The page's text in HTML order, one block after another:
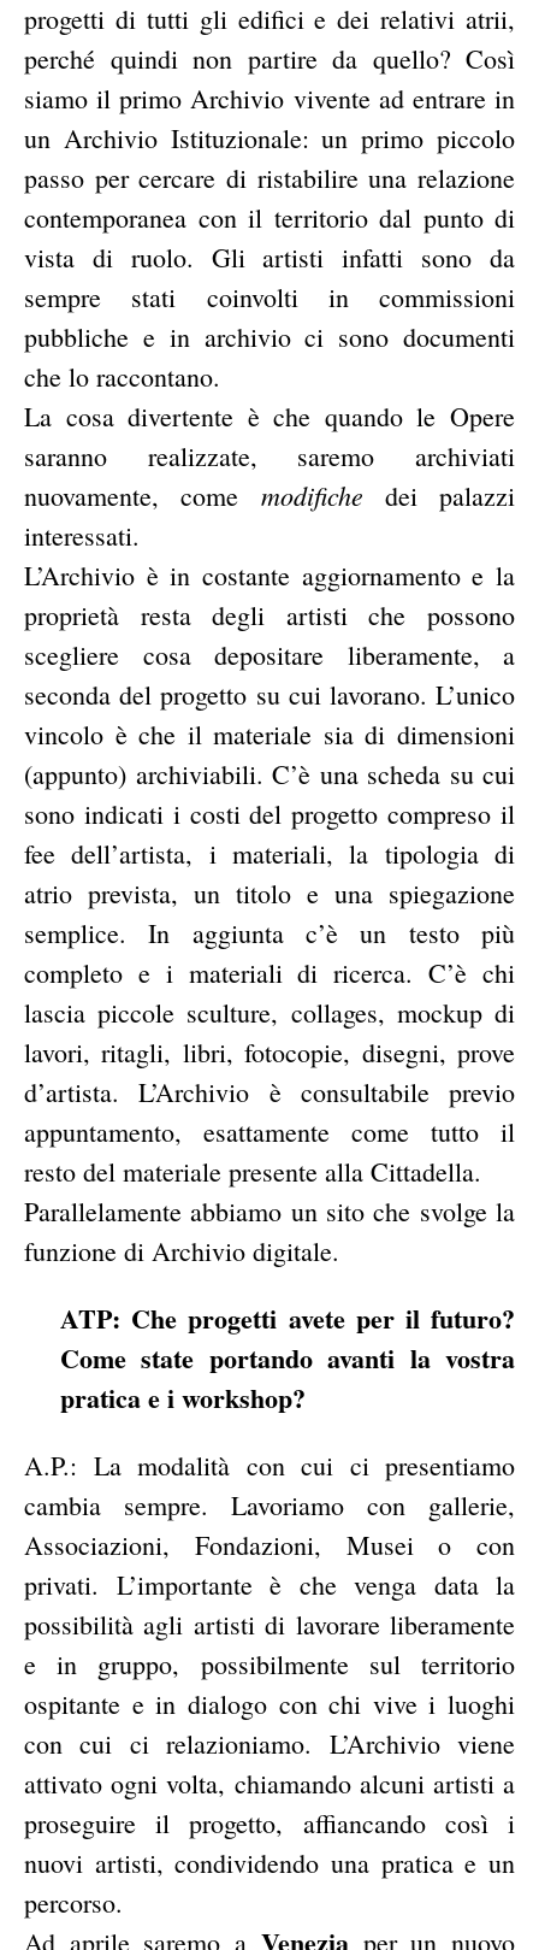
progetti di tutti gli edifici e dei relativi atrii,
perché quindi non partire da quello? Così
siamo il primo Archivio vivente ad entrare in
un Archivio Istituzionale: un primo piccolo
passo per cercare di ristabilire una relazione
contemporanea con il territorio dal punto di
vista di ruolo. Gli artisti infatti sono da
sempre stati coinvolti in commissioni
pubbliche e in archivio ci sono documenti
che lo raccontano.
La cosa divertente è che quando le Opere
saranno realizzate, saremo archiviati
nuovamente, come modifiche dei palazzi
interessati.
L’Archivio è in costante aggiornamento e la
proprietà resta degli artisti che possono
scegliere cosa depositare liberamente, a
seconda del progetto su cui lavorano. L’unico
vincolo è che il materiale sia di dimensioni
(appunto) archiviabili. C’è una scheda su cui
sono indicati i costi del progetto compreso il
fee dell’artista, i materiali, la tipologia di
atrio prevista, un titolo e una spiegazione
semplice. In aggiunta c’è un testo più
completo e i materiali di ricerca. C’è chi
lascia piccole sculture, collages, mockup di
lavori, ritagli, libri, fotocopie, disegni, prove
d’artista. L’Archivio è consultabile previo
appuntamento, esattamente come tutto il
resto del materiale presente alla Cittadella.
Parallelamente abbiamo un sito che svolge la
funzione di Archivio digitale.
ATP: Che progetti avete per il futuro?
Come state portando avanti la vostra
pratica e i workshop?
A.P.: La modalità con cui ci presentiamo
cambia sempre. Lavoriamo con gallerie,
Associazioni, Fondazioni, Musei o con
privati. L’importante è che venga data la
possibilità agli artisti di lavorare liberamente
e in gruppo, possibilmente sul territorio
ospitante e in dialogo con chi vive i luoghi
con cui ci relazioniamo. L’Archivio viene
attivato ogni volta, chiamando alcuni artisti a
proseguire il progetto, affiancando così i
nuovi artisti, condividendo una pratica e un
percorso.
Ad aprile saremo a
per un nuovo